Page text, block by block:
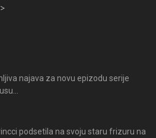
najava za novu epizodu serije
podsetila na svoju staru frizuru na